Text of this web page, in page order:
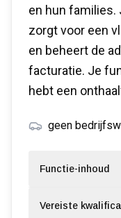
en hun families.
zorgt voor een
en beheert de
facturatie. Je
hebt een
geen
Functie-inhoud
Vereiste